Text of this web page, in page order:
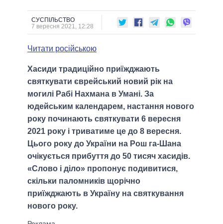
ДАЙДЖЕСТИ
ВЕРХОВНА РАДА
КАБІНЕТ МІНІСТРІВ
МЕРИ МІСТ
ВСІ ПЕРСОНИ
ПІДТРИМАТИ
ПОРІВНЯННЯ ПОЛІТИКІВ
СУСПІЛЬСТВО
7 вересня 2021, 12:28
Читати російською
Хасиди традиційно приїжджають
святкувати єврейський новий рік на
могилі Рабі Нахмана в Умані. За
юдейським календарем, настання нового
року починають святкувати 6 вересня
2021 року і триватиме це до 8 вересня.
Цього року до України на Рош га-Шана
очікується прибуття до 50 тисяч хасидів.
«Слово і діло» пропонує подивитися,
скільки паломників щорічно
приїжджають в Україну на святкування
нового року.